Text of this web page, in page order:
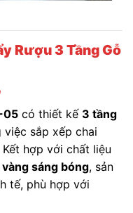
Rượu 3 Tầng Gỗ
05 có thiết kế 3 tầng
sắp xếp chai
hợp với chất liệu
sáng bóng, sản
tế, phù hợp với